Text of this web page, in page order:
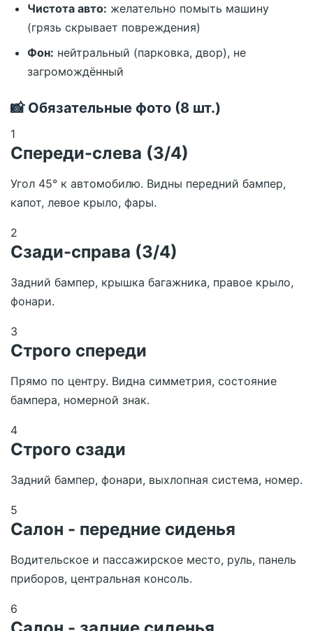
Чистота авто: желательно помыть машину
(грязь скрывает повреждения)
Фон: нейтральный (парковка, двор), не
загромождённый
📸 Обязательные фото (8 шт.)
1
Спереди-слева (3/4)
Угол 45° к автомобилю. Видны передний бампер,
капот, левое крыло, фары.
2
Сзади-справа (3/4)
Задний бампер, крышка багажника, правое крыло,
фонари.
3
Строго спереди
Прямо по центру. Видна симметрия, состояние
бампера, номерной знак.
4
Строго сзади
Задний бампер, фонари, выхлопная система, номер.
5
Салон - передние сиденья
Водительское и пассажирское место, руль, панель
приборов, центральная консоль.
6